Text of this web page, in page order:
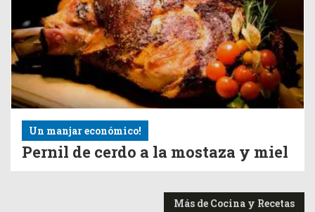
Un manjar económico!
Pernil de cerdo a la mostaza y miel
Más de Cocina y Recetas